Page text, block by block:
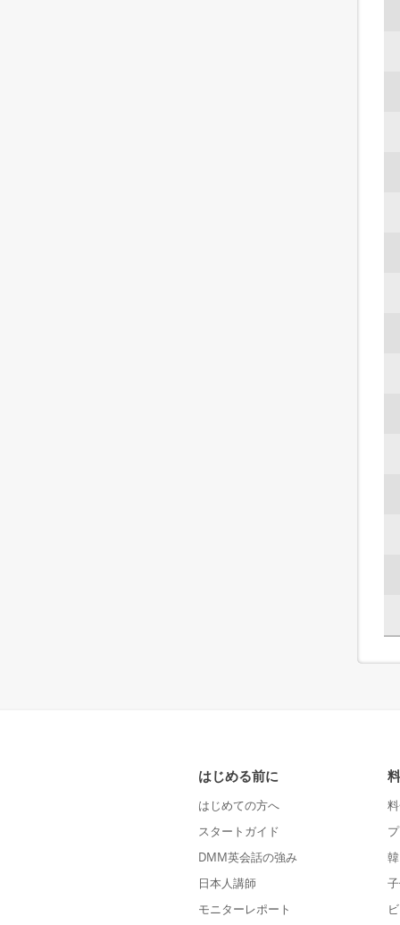
はじめる前に
はじめての方へ
スタートガイド
DMM英会話の強み
日本人講師
モニターレポート